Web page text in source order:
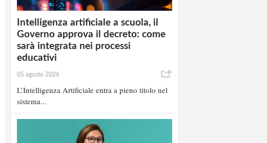
Intelligenza artificiale a scuola, il
Governo approva il decreto: come
sarà integrata nei processi
educativi
05 agosto 2026
L’Intelligenza Artificiale entra a pieno titolo nel
sistema...